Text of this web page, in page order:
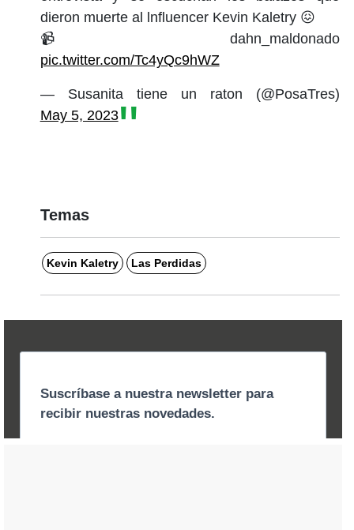
dieron muerte al lnfluencer Kevin Kaletry 😖
📹dahn_maldonado
pic.twitter.com/Tc4yQc9hWZ
— Susanita tiene un raton (@PosaTres)
May 5, 2023
Temas
Kevin Kaletry Las Perdidas